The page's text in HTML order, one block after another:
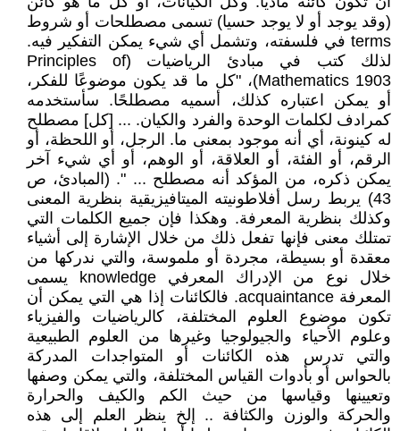
(وقد يوجد أو لا يوجد حسيا) تسمى مصطلحات أو شروط
terms في فلسفته، وتشمل أي شيء يمكن التفكير فيه.
لذلك كتب في مبادئ الرياضيات (Principles of
Mathematics 1903)، "كل ما قد يكون موضوعًا للفكر،
أو يمكن اعتباره كذلك، أسميه مصطلحًا. سأستخدمه
كمرادف لكلمات الوحدة والفرد والكيان. ... [كل] مصطلح
له كينونة، أي أنه موجود بمعنى ما. الرجل، أو اللحظة، أو
الرقم، أو الفئة، أو العلاقة، أو الوهم، أو أي شيء آخر
يمكن ذكره، من المؤكد أنه مصطلح ... ". (المبادئ، ص
43) يربط رسل أفلاطونيته الميتافيزيقية بنظرية المعنى
وكذلك بنظرية المعرفة. وهكذا فإن جميع الكلمات التي
تمتلك معنى فإنها تفعل ذلك من خلال الإشارة إلى أشياء
معقدة أو بسيطة، مجردة أو ملموسة، والتي ندركها من
خلال نوع من الإدراك المعرفي knowledge يسمى
المعرفة acquaintance. فالكائنات إذا هي التي يمكن أن
تكون موضوع العلوم المختلفة، كالرياضيات والفيزياء
وعلوم الأحياء والجيولوجيا وغيرها من العلوم الطبيعية
والتي تدرس هذه الكائنات أو المتواجدات المدركة
بالحواس أو بأدوات القياس المختلفة، والتي يمكن وصفها
وتعيينها وقياسها من حيث الكم والكيف والحرارة
والحركة والوزن والكثافة .. إلخ ينظر العلم إلى هذه